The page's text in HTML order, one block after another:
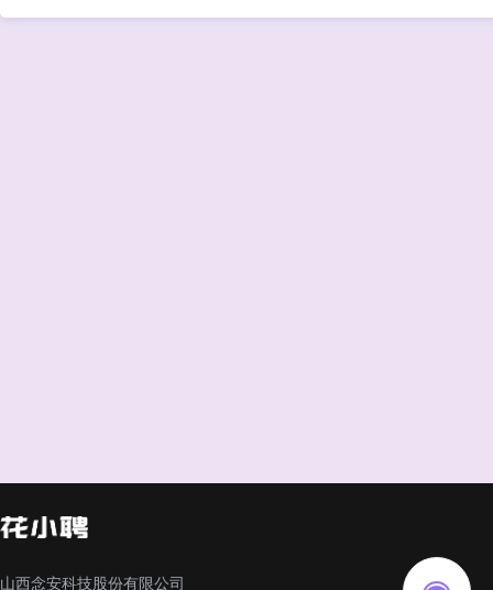
山西念安科技股份有限公司